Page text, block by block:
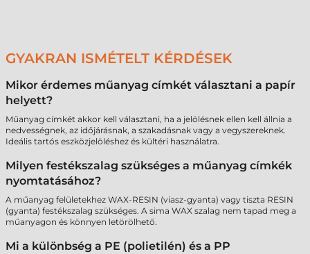
GYAKRAN ISMÉTELT KÉRDÉSEK
Mikor érdemes műanyag címkét választani a papír
helyett?
Műanyag címkét akkor kell választani, ha a jelölésnek ellen kell állnia a
nedvességnek, az időjárásnak, a szakadásnak vagy a vegyszereknek.
Ideális tartós eszközjelöléshez és kültéri használatra.
Milyen festékszalag szükséges a műanyag címkék
nyomtatásához?
A műanyag felületekhez WAX-RESIN (viasz-gyanta) vagy tiszta RESIN
(gyanta) festékszalag szükséges. A sima WAX szalag nem tapad meg a
műanyagon és könnyen letörölhető.
Mi a különbség a PE (polietilén) és a PP